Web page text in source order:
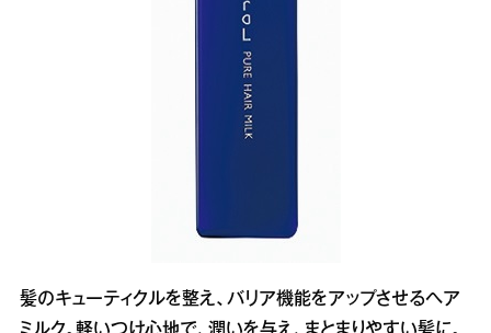
髪のキューティクルを整え、バリア機能をアップさせるヘア